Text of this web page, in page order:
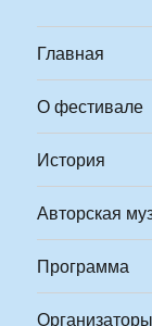
Главная
О фестивале
История
Авторская
Программа